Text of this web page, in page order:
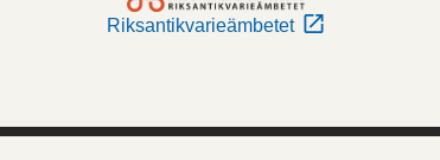
Riksantikvarieämbetet